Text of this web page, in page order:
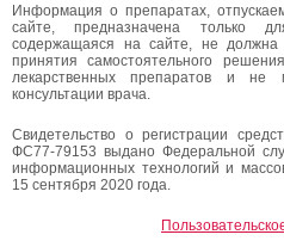
Информация о препаратах,
сайте, предназначена только
содержащаяся на сайте, не должна
принятия самостоятельного
лекарственных препаратов и не
консультации врача.
Свидетельство о регистрации
ФС77-79153 выдано Федеральной
информационных технологий и
15 сентября 2020 года.